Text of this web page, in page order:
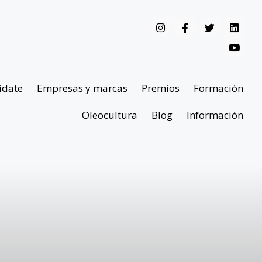
Empresas y marcas Premios
Formación
Oleocultura
Blog Información